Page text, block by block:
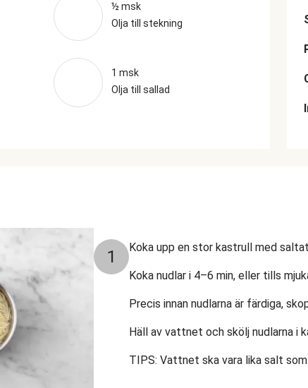
½ msk
Olja till stekning
1 msk
Olja till sallad
1 Koka upp en stor kastrull med
Koka nudlar i 4–6 min, eller tills
Precis innan nudlarna är färdiga,
Häll av vattnet och skölj nudlarna i
TIPS: Vattnet ska vara lika salt